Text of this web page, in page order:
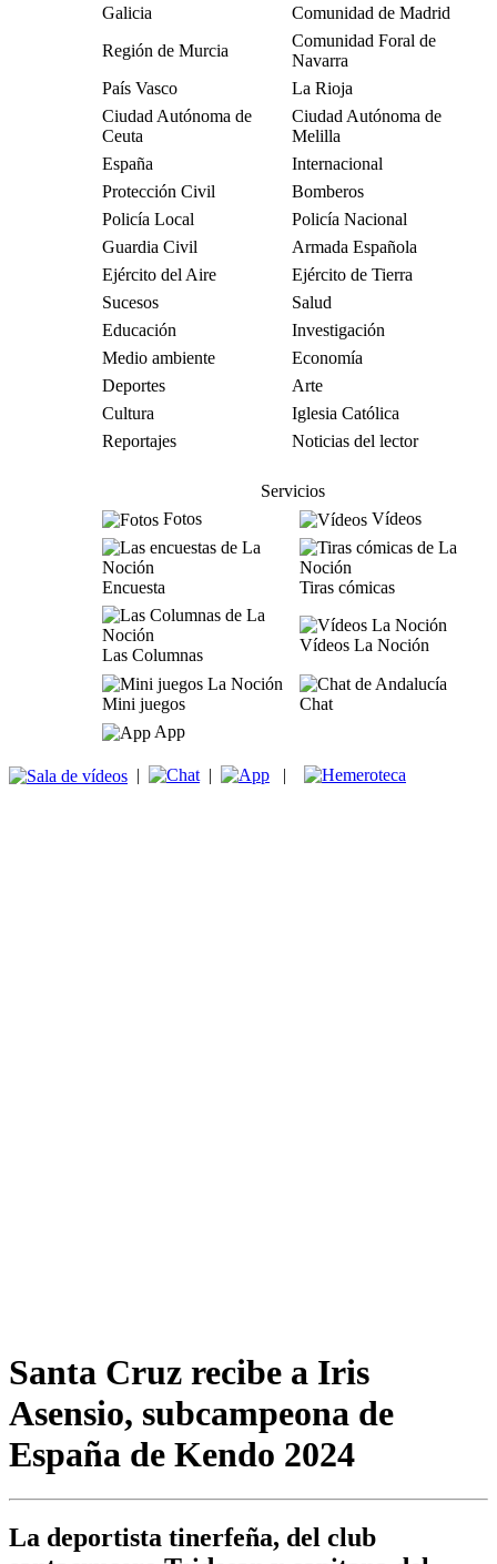
Galicia
Comunidad de Madrid
Región de Murcia
Comunidad Foral de
Navarra
País Vasco
La Rioja
Ciudad Autónoma de
Ceuta
Ciudad Autónoma de
Melilla
España
Internacional
Protección Civil
Bomberos
Policía Local
Policía Nacional
Guardia Civil
Armada Española
Ejército del Aire
Ejército de Tierra
Sucesos
Salud
Educación
Investigación
Medio ambiente
Economía
Deportes
Arte
Cultura
Iglesia Católica
Reportajes
Noticias del lector
Servicios
Fotos
Vídeos
Encuesta Tiras cómicas
Las Columnas
Vídeos La Noción
Mini juegos
Chat
App
| | |
Santa Cruz recibe a Iris
Asensio, subcampeona de
España de Kendo 2024
La deportista tinerfeña, del club